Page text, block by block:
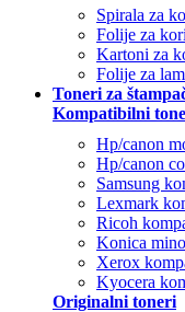
Spirala za
Folije za
Kartoni za
Folije za
Toneri za
Kompatibilni
Hp/canon
Hp/canon
Samsung
Lexmark
Ricoh
Konica
Xerox
Kyocera
Originalni toneri